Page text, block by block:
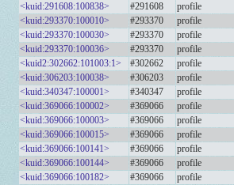
<kuid:291608:100838>
#291608 profile
<kuid:293370:100010>
#293370 profile
<kuid:293370:100030>
#293370 profile
<kuid:293370:100036>
#293370 profile
<kuid2:302662:101003:1>
#302662 profile
<kuid:306203:100038>
#306203 profile
<kuid:340347:100001>
#340347 profile
<kuid:369066:100002>
#369066 profile
<kuid:369066:100003>
#369066 profile
<kuid:369066:100015>
#369066 profile
<kuid:369066:100141>
#369066 profile
<kuid:369066:100144>
#369066 profile
<kuid:369066:100182>
#369066 profile